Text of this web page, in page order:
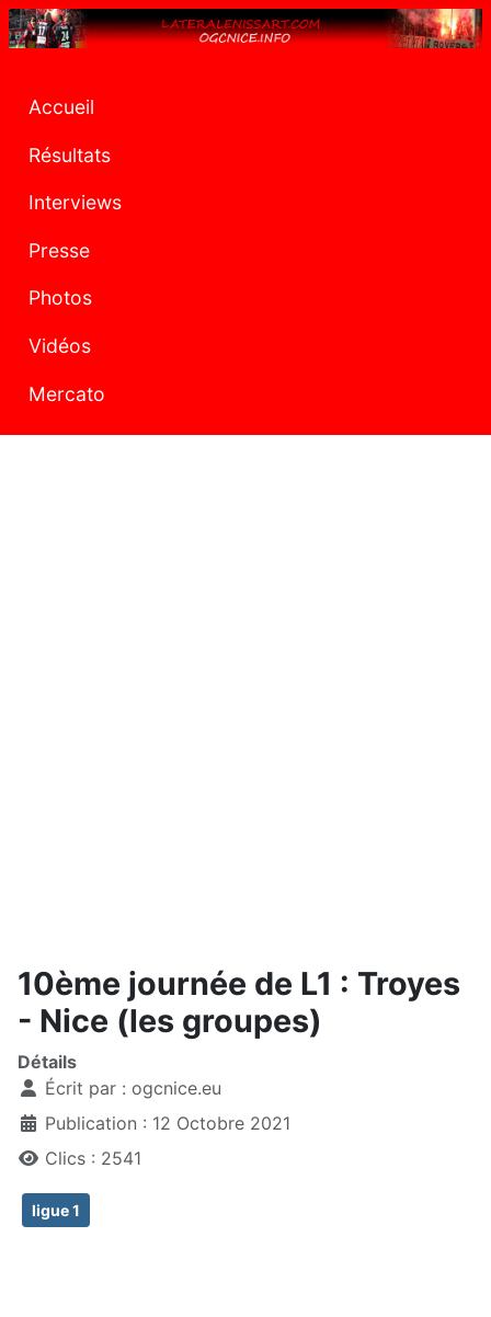
Accueil
Résultats
Interviews
Presse
Photos
Vidéos
Mercato
10ème journée de L1 : Troyes
- Nice (les groupes)
Détails
Écrit par : ogcnice.eu
Publication : 12 Octobre 2021
Clics : 2541
ligue 1